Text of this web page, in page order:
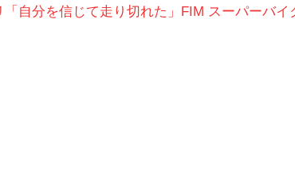
自分を信じて走り切れた」FIM スーパーバイ